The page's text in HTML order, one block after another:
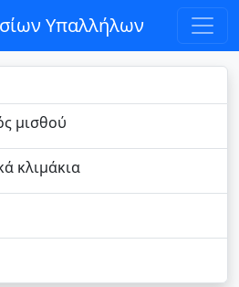
Υπαλλήλων
μισθού
κλιμάκια